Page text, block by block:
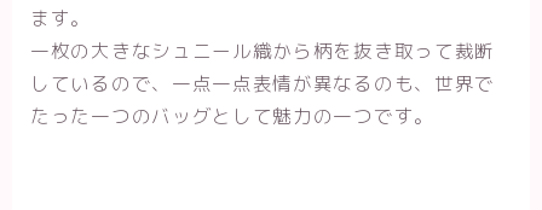
ます。
一枚の大きなシュニール織から柄を抜き取って裁断
しているので、一点一点表情が異なるのも、世界で
たった一つのバッグとして魅力の一つです。